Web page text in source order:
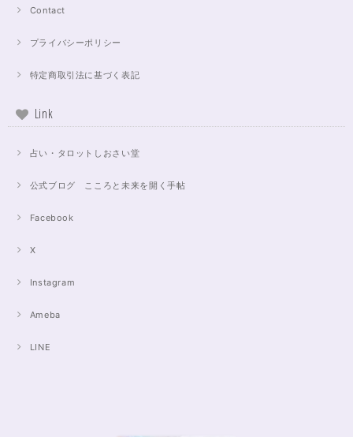
Contact
プライバシーポリシー
特定商取引法に基づく表記
Link
占い・タロットしおさい堂
公式ブログ こころと未来を開く手帖
Facebook
X
Instagram
Ameba
LINE